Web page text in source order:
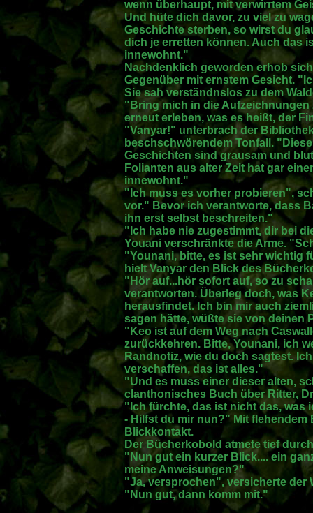
wenn überhaupt, mit verwirrtem
Und hüte dich davor, zu viel zu
Geschichte sterben, so wirst du
dich je erretten können. Auch das
innewohnt."
Nachdenklich geworden erhob
Gegenüber mit ernstem Gesicht.
Sie sah verständnslos zu dem
"Bring mich in die
erneut erleben, was es heißt, der
"Vanyar!" unterbrach der
beschschwörendem Tonfall.
Geschichten sind grausam und
Folianten aus alter Zeit hat gar
innewohnt."
"Ich muss es vorher probieren",
vor." Bevor ich verantworte, dass
ihn erst selbst beschreiten."
"Ich habe nie zugestimmt, dir bei
Youani verschränkte die Arme.
"Younani, bitte, es ist sehr wichtig
hielt Vanyar den Blick des
"Hör auf...hör sofort auf, so zu
verantworten. Überleg doch, was
herausfindet. Ich bin mir auch
sagen hätte, wüßte sie von deinen
"Keo ist auf dem Weg nach
zurückkehren. Bitte, Younani, ich
Randnotiz, wie du doch sagtest.
verschaffen, das ist alles."
"Und es muss einer dieser alten,
clanthonisches Buch über Ritter,
"Ich fürchte, das ist nicht das, was
- Hilfst du mir nun?" Mit flehendem
Blickkontakt.
Der Bücherkobold atmete tief
"Nun gut ein kurzer Blick.... ein
meine Anweisungen?"
"Ja, versprochen", versicherte der
"Nun gut, dann komm mit."